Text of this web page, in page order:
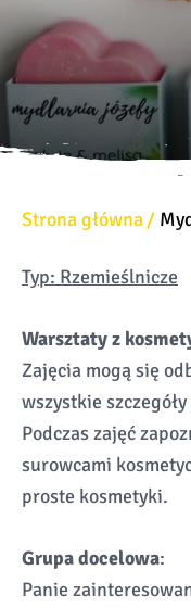
Strona główna
Typ: Rzemieślnicze
Warsztaty z
Zajęcia mogą się
wszystkie
Podczas zajęć
surowcami
proste kosmetyki.
Grupa docelowa:
Panie